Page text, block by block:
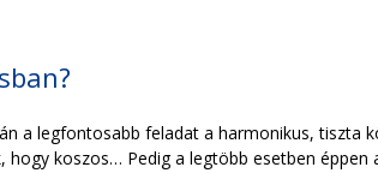
a legfontosabb feladat a harmonikus, tiszta
hogy koszos… Pedig a legtöbb esetben